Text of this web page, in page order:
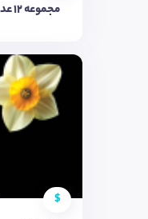
مجموعه ۱۲ عددی وکتور گل
$